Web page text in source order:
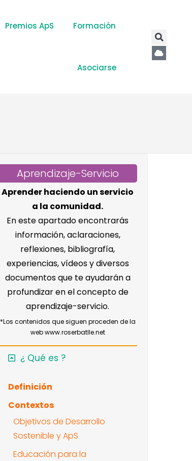
Premios ApS Formación
Asociarse
Aprendizaje-Servicio
Aprender haciendo un servicio
a la comunidad.
En este apartado encontrarás
información, aclaraciones,
reflexiones, bibliografía,
experiencias, vídeos y diversos
documentos que te ayudarán a
profundizar en el concepto de
aprendizaje-servicio.
*Los contenidos que siguen proceden de la
webwww.roserbatlle.net
¿ Qué es ?
Definición
Contextos
Objetivos de Desarrollo
Sostenible y ApS
Educación para la